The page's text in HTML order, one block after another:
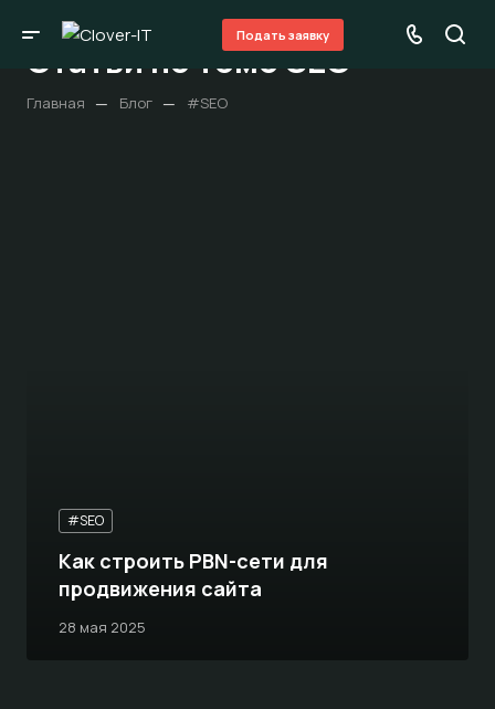
Подать заявку
Статьи по теме SEO
Главная — Блог — #SEO
#SEO
28 мая 2025
Как строить PBN-сети для
продвижения сайта